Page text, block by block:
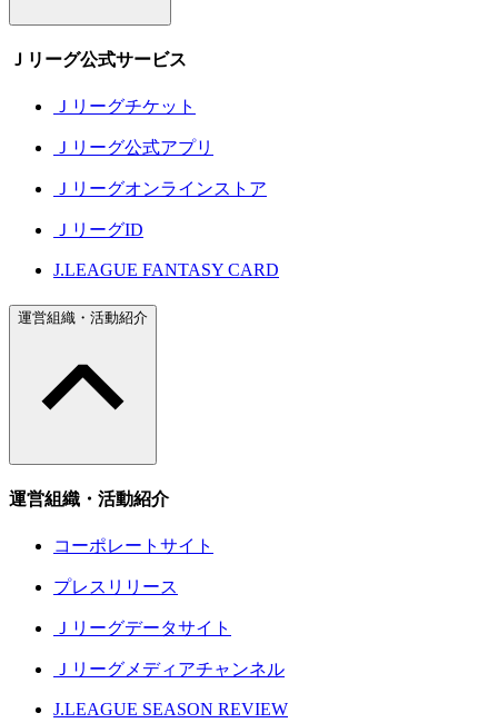
Ｊリーグ公式サービス
Ｊリーグチケット
Ｊリーグ公式アプリ
Ｊリーグオンラインストア
ＪリーグID
J.LEAGUE FANTASY CARD
運営組織・活動紹介
運営組織・活動紹介
コーポレートサイト
プレスリリース
Ｊリーグデータサイト
Ｊリーグメディアチャンネル
J.LEAGUE SEASON REVIEW